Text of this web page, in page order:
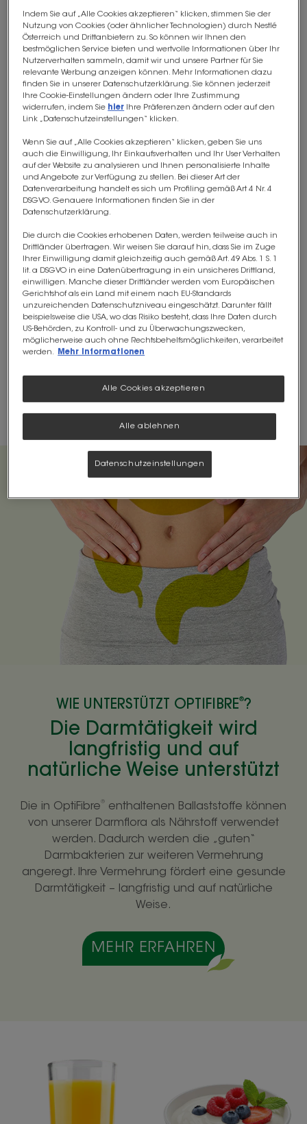
EINFACH ANZUWENDEN
OptiFibre® lässt sich einfach in kalte und
warme Getränke oder in weiche Speisen wie
Joghurt oder Kartoffelpüree einrühren.
GESCHMACKSNEUTRAL
ist geschmacksneutral und löst
auf, ohne die Konsistenz zu verändern.
WIE UNTERSTÜTZT OPTIFIBRE®?
Die Darmtätigkeit wird
langfristig und auf
natürliche Weise unterstützt
Die in OptiFibre®
enthaltenen Ballaststoffe können
von unserer Darmflora als Nährstoff verwendet
werden. Dadurch werden die „guten“
Darmbakterien zur weiteren Vermehrung
angeregt. Ihre Vermehrung fördert eine gesunde
Darmtätigkeit – langfristig und auf natürliche
Weise.
MEHR ERFAHREN
Indem Sie auf „Alle Cookies akzeptieren“ klicken, stimmen Sie der
Nutzung von Cookies (oder ähnlicher Technologien) durch Nestlé
Österreich und Drittanbietern zu. So können wir Ihnen den
bestmöglichen Service bieten und wertvolle Informationen über Ihr
Nutzerverhalten sammeln, damit wir und unsere Partner für Sie
relevante Werbung anzeigen können. Mehr Informationen dazu
finden Sie in unserer Datenschutzerklärung. Sie können jederzeit
Ihre Cookie-Einstellungen ändern oder Ihre Zustimmung
widerrufen, indem Sie hier Ihre Präferenzen ändern oder auf den
Link „Datenschutzeinstellungen“ klicken.
Wenn Sie auf „Alle Cookies akzeptieren“ klicken, geben Sie uns
auch die Einwilligung, Ihr Einkaufsverhalten und Ihr User Verhalten
auf der Website zu analysieren und Ihnen personalisierte Inhalte
und Angebote zur Verfügung zu stellen. Bei dieser Art der
Datenverarbeitung handelt es sich um Profiling gemäß Art 4 Nr. 4
DSGVO. Genauere Informationen finden Sie in der
Datenschutzerklärung.
Die durch die Cookies erhobenen Daten, werden teilweise auch in
Drittländer übertragen. Wir weisen Sie darauf hin, dass Sie im Zuge
Ihrer Einwilligung damit gleichzeitig auch gemäß Art. 49 Abs. 1 S. 1
lit. a DSGVO in eine Datenübertragung in ein unsicheres Drittland,
einwilligen. Manche dieser Drittländer werden vom Europäischen
Gerichtshof als ein Land mit einem nach EU-Standards
unzureichenden Datenschutzniveau eingeschätzt. Darunter fällt
beispielsweise die USA, wo das Risiko besteht, dass Ihre Daten durch
US-Behörden, zu Kontroll- und zu Überwachungszwecken,
möglicherweise auch ohne Rechtsbehelfsmöglichkeiten, verarbeitet
werden.
Mehr Informationen
Alle ablehnen
Alle Cookies akzeptieren
Datenschutzeinstellungen